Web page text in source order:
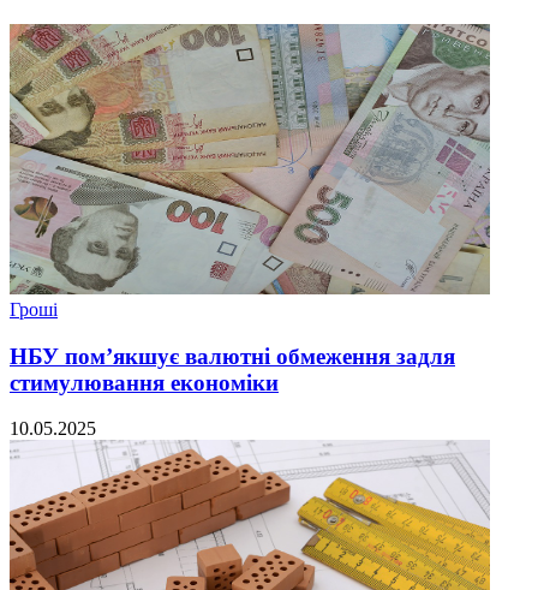
Гроші
НБУ пом’якшує валютні обмеження задля
стимулювання економіки
10.05.2025